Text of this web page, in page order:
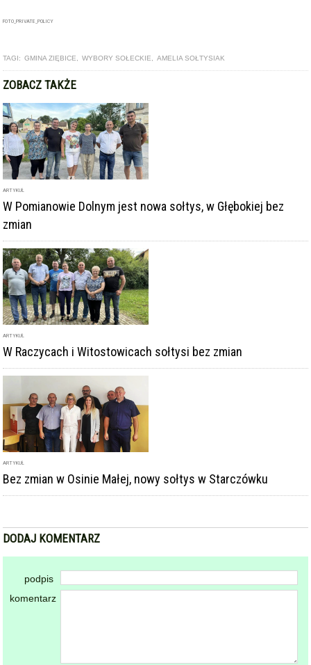
FOTO_PRIVATE_POLICY
TAGI: GMINA ZIĘBICE WYBORY SOŁECKIE AMELIA SOŁTYSIAK
ZOBACZ TAKŻE
ARTYKUŁ
W Pomianowie Dolnym jest nowa sołtys, w Głębokiej bez
zmian
ARTYKUŁ
W Raczycach i Witostowicach sołtysi bez zmian
ARTYKUŁ
Bez zmian w Osinie Małej, nowy sołtys w Starczówku
DODAJ KOMENTARZ
podpis
komentarz